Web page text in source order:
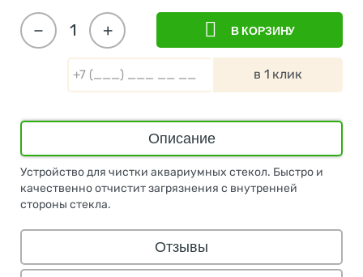
+
− В КОРЗИНУ
в 1 клик
Описание
Устройство для чистки аквариумных стекол. Быстро и
качественно отчистит загрязнения с внутренней
стороны стекла.
Отзывы